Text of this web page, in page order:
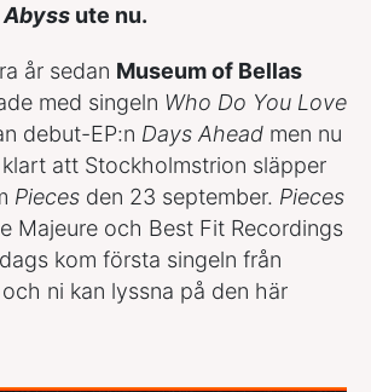
Abyss ute nu.
år sedan Museum of Bellas
med singeln Who Do You Love
debut-EP:n Days Ahead men nu
att Stockholmstrion släpper
Pieces den 23 september. Pieces
Majeure och Best Fit Recordings
kom första singeln från
och ni kan lyssna på den här